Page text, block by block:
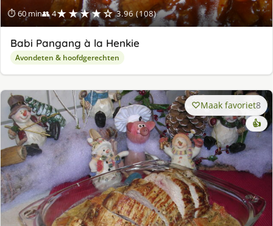
⏱ 60 min👥 4★★★★☆ 3.96 (108)
Babi Pangang à la Henkie
Avondeten & hoofdgerechten
Maak favoriet8
👍